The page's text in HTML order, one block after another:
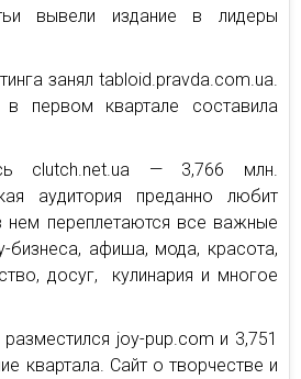
вывели издание в лидеры
занял tabloid.pravda.com.ua.
первом квартале составила
clutch.net.ua — 3,766 млн.
аудитория преданно любит
нем переплетаются все важные
афиша, мода, красота,
досуг, кулинария и многое
joy-pup.com и 3,751
квартала. Сайт о творчестве и